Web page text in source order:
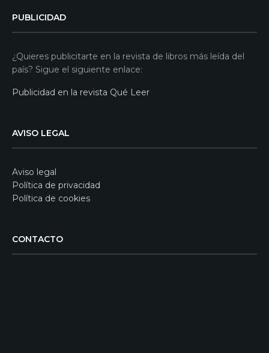
PUBLICIDAD
¿Quieres publicitarte en la revista de libros más leída del
país? Sigue el siguiente enlace:
Publicidad en la revista Qué Leer
AVISO LEGAL
Aviso legal
Política de privacidad
Política de cookies
CONTACTO